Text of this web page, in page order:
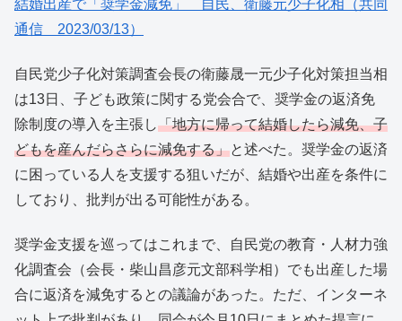
結婚出産で「奨学金減免」 自民、衛藤元少子化相（共同
通信 2023/03/13）
自民党少子化対策調査会長の衛藤晟一元少子化対策担当相
は13日、子ども政策に関する党会合で、奨学金の返済免
除制度の導入を主張し「地方に帰って結婚したら減免、子
どもを産んだらさらに減免する」と述べた。奨学金の返済
に困っている人を支援する狙いだが、結婚や出産を条件に
しており、批判が出る可能性がある。
奨学金支援を巡ってはこれまで、自民党の教育・人材力強
化調査会（会長・柴山昌彦元文部科学相）でも出産した場
合に返済を減免するとの議論があった。ただ、インターネ